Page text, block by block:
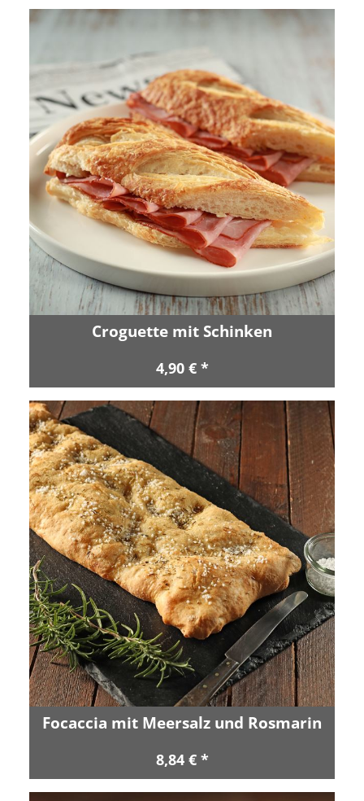
Croguette mit Schinken
4,90 € *
Focaccia mit Meersalz und Rosmarin
8,84 € *